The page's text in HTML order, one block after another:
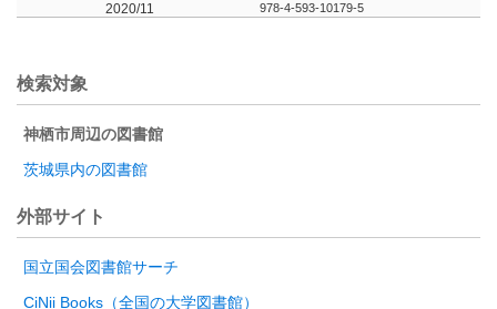
2020/11 978-4-593-10179-5
検索対象
神栖市周辺の図書館
茨城県内の図書館
外部サイト
国立国会図書館サーチ
CiNii Books（全国の大学図書館）